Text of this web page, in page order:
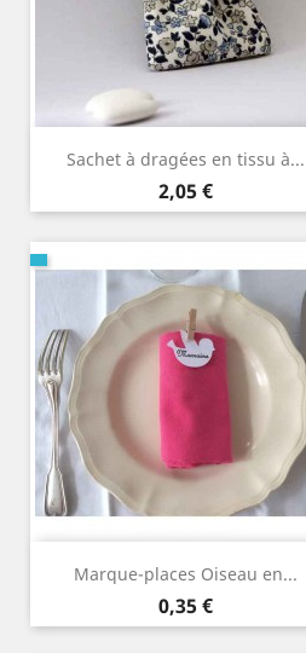
Sachet à dragées en tissu à...
Prix
2,05 €
Marque-places Oiseau en...
Prix
0,35 €